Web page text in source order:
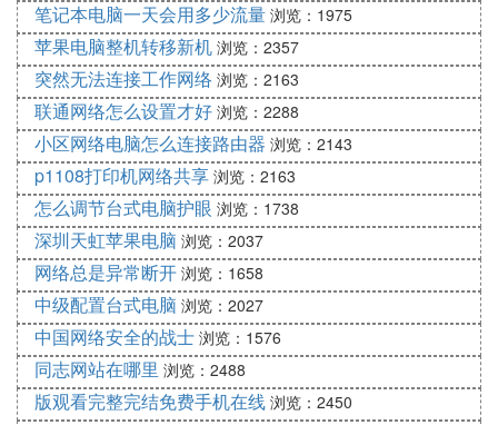
就近的OPPO客户服务中心检测处理。
手机打不了电话怎么办，显示无法连接
到移动网络
这个情况说明手机没有信号。
建议关机重启，重新插拔手机卡试试。
2. 网络电话无法接通对方咋回事
有两种可能，一是对方手机有拦截功能设置成自动拦
截。二是对方手机非正常关机，就是开机状态直接拔
下电池后对方打过去听到的就是无法接通而不是用户
已关机，不信你自己手机上试试。
3. 联通手机卡打电话无法连接网络
笔记本电脑一天会用多少流量 浏览：1975
苹果电脑整机转移新机 浏览：2357
突然无法连接工作网络 浏览：2163
联通网络怎么设置才好 浏览：2288
小区网络电脑怎么连接路由器 浏览：2143
p1108打印机网络共享 浏览：2163
怎么调节台式电脑护眼 浏览：1738
深圳天虹苹果电脑 浏览：2037
网络总是异常断开 浏览：1658
中级配置台式电脑 浏览：2027
中国网络安全的战士 浏览：1576
同志网站在哪里 浏览：2488
版观看完整完结免费手机在线 浏览：2450